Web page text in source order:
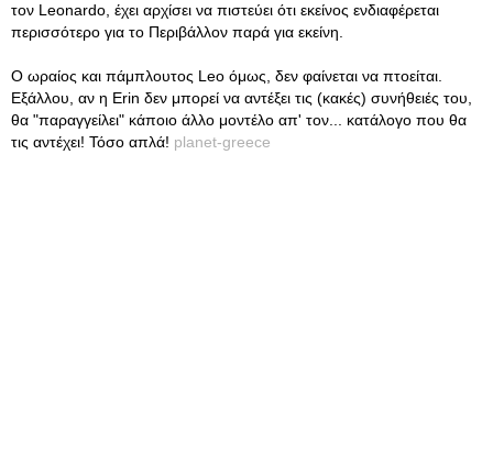
τον Leonardo, έχει αρχίσει να πιστεύει ότι εκείνος ενδιαφέρεται
περισσότερο για το Περιβάλλον παρά για εκείνη.
Ο ωραίος και πάμπλουτος Leo όμως, δεν φαίνεται να πτοείται.
Εξάλλου, αν η Erin δεν μπορεί να αντέξει τις (κακές) συνήθειές του,
θα "παραγγείλει" κάποιο άλλο μοντέλο απ' τον... κατάλογο που θα
τις αντέχει! Τόσο απλά! planet-greece